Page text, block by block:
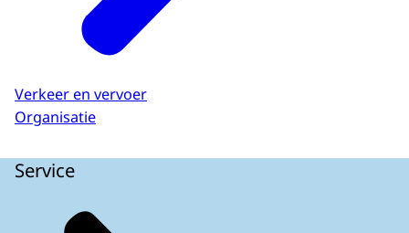
Verkeer en vervoer
Organisatie
Service